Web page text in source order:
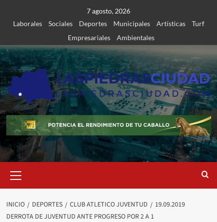
7 agosto, 2026
Laborales
Sociales Deportes Municipales Artísticas
Turf
Empresariales
Ambientales
primario
INICIO DEPORTES CLUB ATLETICO JUVENTUD
19.09.2019
DERROTA DE JUVENTUD ANTE PROGRESO POR 2 A 1